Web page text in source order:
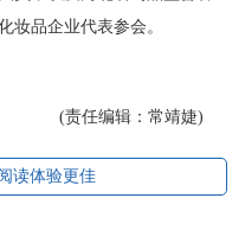
妆品企业代表参会。
(责任编辑：常靖婕)
读体验更佳